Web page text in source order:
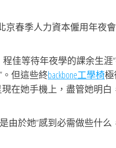
京春季人力資本僱用年夜
等待年夜學的課余生涯
但這些終backbone工學椅極
在她手機上，盡管她明
於她“感到必需做些什么